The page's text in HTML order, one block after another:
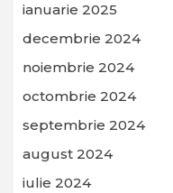
ianuarie 2025
decembrie 2024
noiembrie 2024
octombrie 2024
septembrie 2024
august 2024
iulie 2024